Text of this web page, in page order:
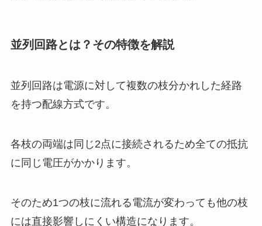
並列回路とは？その特徴を解説
並列回路は電源に対して複数の枝分かれした経路
を持つ配線方式です。
各枝の両端は同じ2点に接続されるため全ての抵抗
に同じ電圧がかかります。
そのため1つの枝に流れる電流が変わっても他の枝
には直接影響しにくい構造になります。